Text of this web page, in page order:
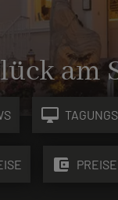
am
desktop_mac
account_balance_wallet PREISE